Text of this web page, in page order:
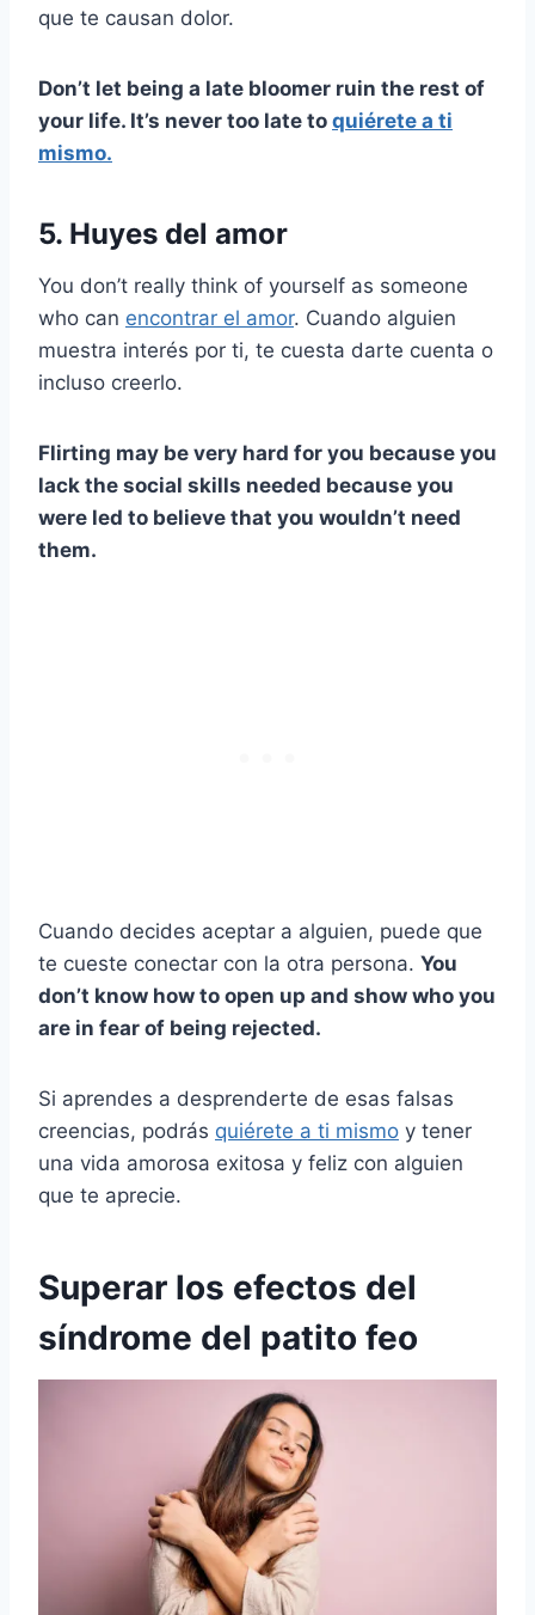
que te causan dolor.
Don’t let being a late bloomer ruin the rest of
your life. It’s never too late to quiérete a ti
mismo.
5. Huyes del amor
You don’t really think of yourself as someone
who can encontrar el amor. Cuando alguien
muestra interés por ti, te cuesta darte cuenta o
incluso creerlo.
Flirting may be very hard for you because you
lack the social skills needed because you
were led to believe that you wouldn’t need
them.
Cuando decides aceptar a alguien, puede que
te cueste conectar con la otra persona. You
don’t know how to open up and show who you
are in fear of being rejected.
Si aprendes a desprenderte de esas falsas
creencias, podrás quiérete a ti mismo y tener
una vida amorosa exitosa y feliz con alguien
que te aprecie.
Superar los efectos del
síndrome del patito feo